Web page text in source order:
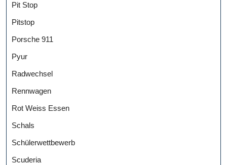
Pit Stop
Pitstop
Porsche 911
Pyur
Radwechsel
Rennwagen
Rot Weiss Essen
Schals
Schülerwettbewerb
Scuderia